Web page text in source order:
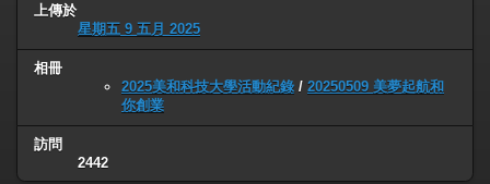
上傳於
星期五 9 五月 2025
相冊
2025美和科技大學活動紀錄 / 20250509 美夢起航和
你創業
訪問
2442